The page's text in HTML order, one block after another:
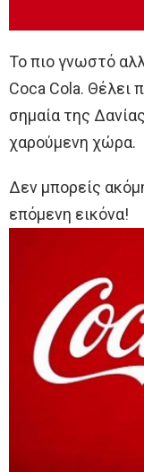
Το πιο γνωστό
Coca Cola. Θέλει
σημαία της
χαρούμενη χώρα.
Δεν μπορείς
επόμενη εικόνα!